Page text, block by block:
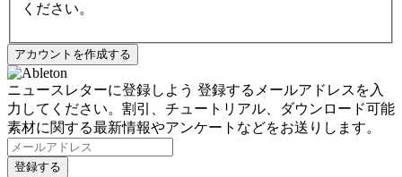
ください。
ニュースレターに登録しよう 登録するメールアドレスを入
力してください。割引、チュートリアル、ダウンロード可能
素材に関する最新情報やアンケートなどをお送りします。